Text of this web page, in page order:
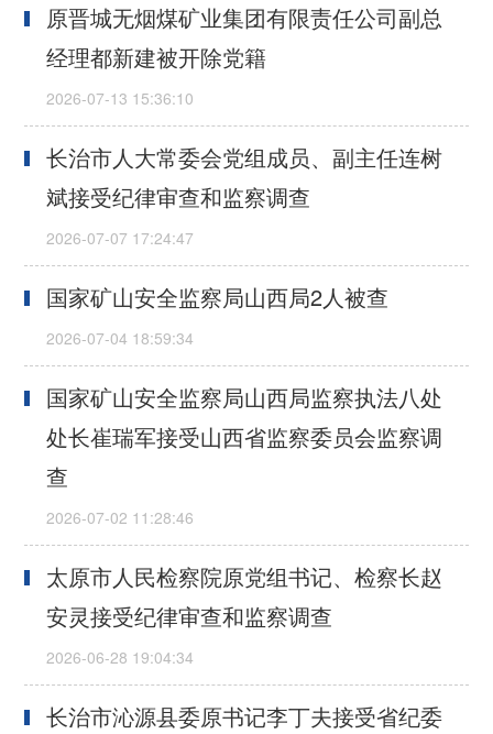
原晋城无烟煤矿业集团有限责任公司副总
经理都新建被开除党籍
长治市人大常委会党组成员、副主任连树
斌接受纪律审查和监察调查
国家矿山安全监察局山西局2人被查
国家矿山安全监察局山西局监察执法八处
处长崔瑞军接受山西省监察委员会监察调
查
太原市人民检察院原党组书记、检察长赵
安灵接受纪律审查和监察调查
长治市沁源县委原书记李丁夫接受省纪委